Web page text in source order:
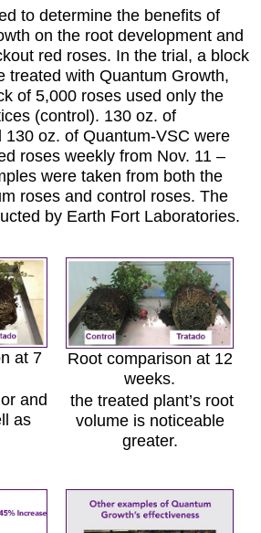
to determine the benefits of
on the root development and
red roses. In the trial, a block
treated with Quantum Growth,
of 5,000 roses used only the
(control). 130 oz. of
130 oz. of Quantum-VSC were
roses weekly from Nov. 11 –
were taken from both the
roses and control roses. The
by Earth Fort Laboratories.
at 7
and
as
Root comparison at 12
weeks.
the treated plant’s root
volume is noticeable
greater.